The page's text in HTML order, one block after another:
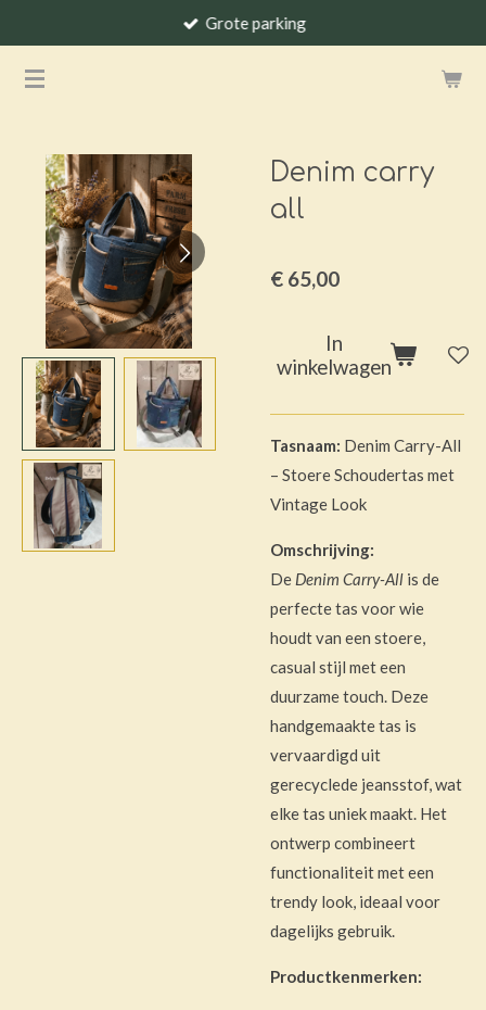
naar
Grote parking
Denim carry
all
€ 65,00
In
winkelwagen
Tasnaam: Denim Carry-All
– Stoere Schoudertas met
Vintage Look
Omschrijving:
De Denim Carry-All is de
perfecte tas voor wie
houdt van een stoere,
casual stijl met een
duurzame touch. Deze
handgemaakte tas is
vervaardigd uit
gerecyclede jeansstof, wat
elke tas uniek maakt. Het
ontwerp combineert
functionaliteit met een
trendy look, ideaal voor
dagelijks gebruik.
Productkenmerken: